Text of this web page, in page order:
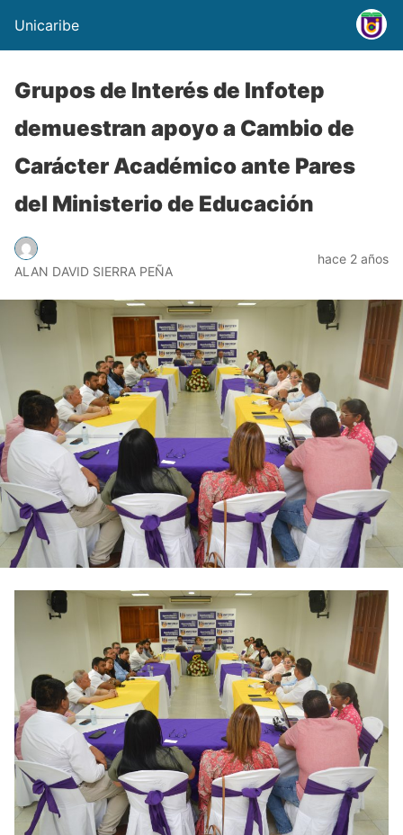
Unicaribe
Grupos de Interés de Infotep
demuestran apoyo a Cambio de
Carácter Académico ante Pares
del Ministerio de Educación
ALAN DAVID SIERRA PEÑA
hace 2 años